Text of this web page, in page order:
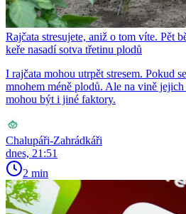
Rajčata stresujete, aniž o tom víte. Pět
keře nasadí sotva třetinu plodů
I rajčata mohou utrpět stresem. Pokud
mnohem méně plodů. Ale na vině
mohou být i jiné faktory.
Chalupáři-Zahrádkáři
dnes, 21:51
2 min